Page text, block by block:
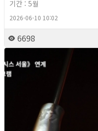
기간 : 5월
2026-06-10 10:02
6698